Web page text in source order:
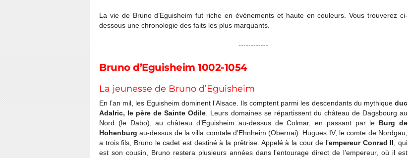
La vie de Bruno d’Eguisheim fut riche en évènements et haute en couleurs. Vous trouverez ci-
dessous une chronologie des faits les plus marquants.
------------
Bruno d’Eguisheim 1002-1054
La jeunesse de Bruno d’Eguisheim
En l’an mil, les Eguisheim dominent l’Alsace. Ils comptent parmi les descendants du mythique duc
Adalric, le père de Sainte Odile . Leurs domaines se répartissent du château de Dagsbourg au
Nord (le Dabo), au château d’Eguisheim au-dessus de Colmar, en passant par le Burg de
Hohenburg au-dessus de la villa comtale d’Ehnheim (Obernai). Hugues IV, le comte de Nordgau,
a trois fils, Bruno le cadet est destiné à la prêtrise. Appelé à la cour de l’empereur Conrad II , qui
est son cousin, Bruno restera plusieurs années dans l’entourage direct de l’empereur, où il est